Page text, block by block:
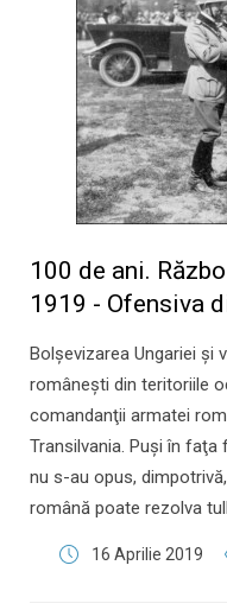
100 de ani.
1919 - Ofensiva
Bolşevizarea Ungariei şi
româneşti din teritoriile
comandanţii armatei
Transilvania. Puşi în
nu s-au opus,
română poate rezolva
16 Aprilie 2019